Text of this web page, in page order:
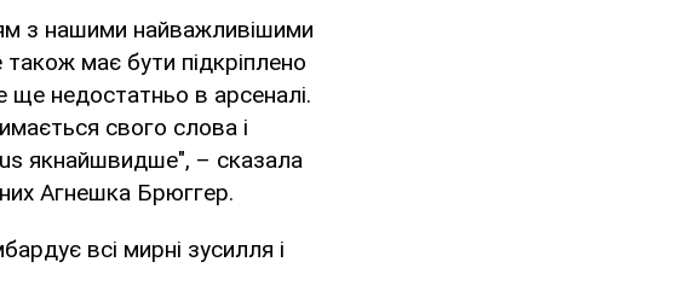
з нашими найважливішими
має бути підкріплено
недостатньо в арсеналі.
свого слова і
якнайшвидше", – сказала
Агнешка Брюггер.
всі мирні зусилля і